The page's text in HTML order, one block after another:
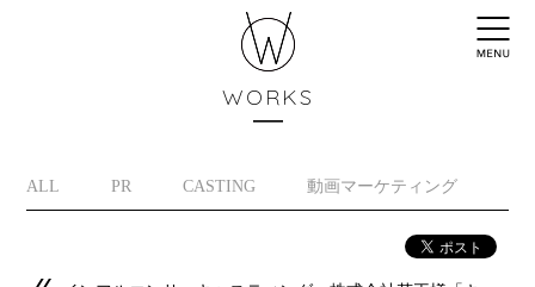
WORKS
ALL PR CASTING 動画マーケティング